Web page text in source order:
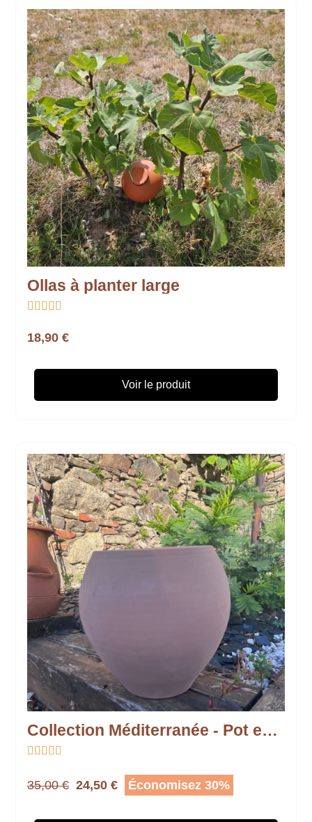
Ollas à planter large
    
18,90 €
Voir le produit
Collection Méditerranée - Pot en boule
    
35,00 € 24,50 € Économisez 30%